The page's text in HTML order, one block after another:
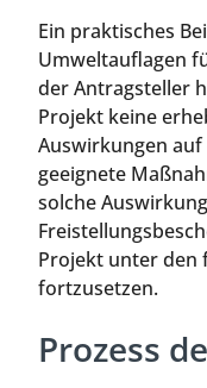
Ein praktisches
Umweltauflagen
der Antragsteller
Projekt keine
Auswirkungen
geeignete
solche
Projekt unter den
fortzusetzen.
Prozess